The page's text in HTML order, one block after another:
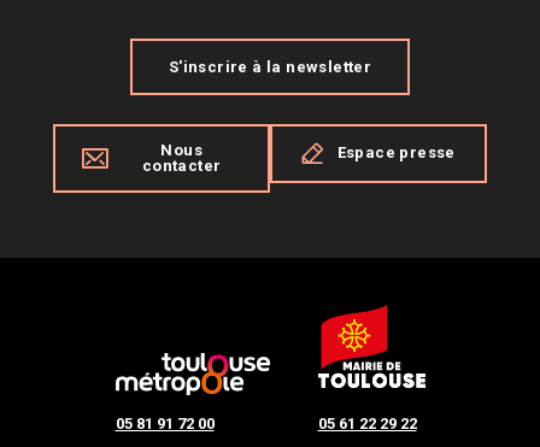
05 81 91 72 00 05 61 22 29 22
S'inscrire à la newsletter
Nous
contacter
Espace presse